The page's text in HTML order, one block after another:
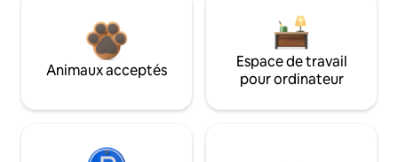
Animaux acceptés
Espace de travail
pour ordinateur